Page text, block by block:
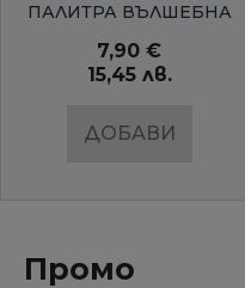
ПАЛИТРА ВЪЛШЕБНА
7,90 €
15,45 лв.
ДОБАВИ
Промо